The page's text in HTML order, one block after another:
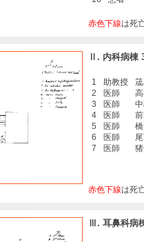
赤色下線は死
Ⅱ. 内科病棟
1 助教授
筬
2
医師
高
3
医師
中
4
医師
5
医師
6
医師
7
医師
赤色下線は死
Ⅲ. 耳鼻科病